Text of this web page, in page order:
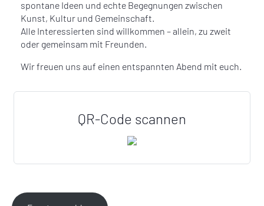
spontane Ideen und echte Begegnungen zwischen
Kunst, Kultur und Gemeinschaft.
Alle Interessierten sind willkommen – allein, zu zweit
oder gemeinsam mit Freunden.
Wir freuen uns auf einen entspannten Abend mit euch.
QR-Code scannen